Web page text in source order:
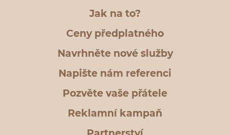
Jak na to?
Ceny předplatného
Navrhněte nové služby
Napište nám referenci
Pozvěte vaše přátele
Reklamní kampaň